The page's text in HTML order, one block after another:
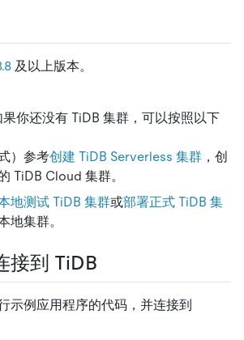
及以上版本。
你还没有 TiDB 集群，可以按照以下
）参考创建 TiDB Serverless 集群 ，创
TiDB Cloud 集群。
地测试 TiDB 集群或部署正式 TiDB 集
地集群。
接到 TiDB
示例应用程序的代码，并连接到